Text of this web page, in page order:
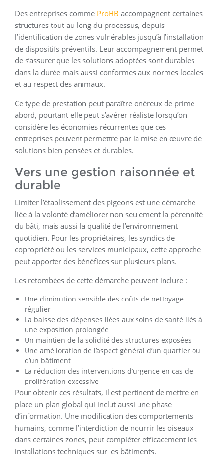
Des entreprises comme ProHB accompagnent certaines
structures tout au long du processus, depuis
l’identification de zones vulnérables jusqu’à l’installation
de dispositifs préventifs. Leur accompagnement permet
de s’assurer que les solutions adoptées sont durables
dans la durée mais aussi conformes aux normes locales
et au respect des animaux.
Ce type de prestation peut paraître onéreux de prime
abord, pourtant elle peut s’avérer réaliste lorsqu’on
considère les économies récurrentes que ces
entreprises peuvent permettre par la mise en œuvre de
solutions bien pensées et durables.
Vers une gestion raisonnée et
durable
Limiter l’établissement des pigeons est une démarche
liée à la volonté d’améliorer non seulement la pérennité
du bâti, mais aussi la qualité de l’environnement
quotidien. Pour les propriétaires, les syndics de
copropriété ou les services municipaux, cette approche
peut apporter des bénéfices sur plusieurs plans.
Les retombées de cette démarche peuvent inclure :
Une diminution sensible des coûts de nettoyage
régulier
La baisse des dépenses liées aux soins de santé liés à
une exposition prolongée
Un maintien de la solidité des structures exposées
Une amélioration de l’aspect général d’un quartier ou
d’un bâtiment
La réduction des interventions d’urgence en cas de
prolifération excessive
Pour obtenir ces résultats, il est pertinent de mettre en
place un plan global qui inclut aussi une phase
d’information. Une modification des comportements
humains, comme l’interdiction de nourrir les oiseaux
dans certaines zones, peut compléter efficacement les
installations techniques sur les bâtiments.